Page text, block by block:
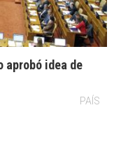
aprobó idea de
PAÍS